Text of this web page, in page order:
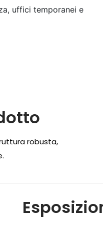
uffici temporanei e
robusta,